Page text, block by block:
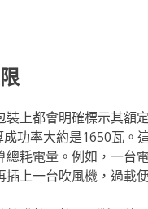
上都會明確標示其額
功率大約是1650瓦。
耗電量。例如，一台
上一台吹風機，過載